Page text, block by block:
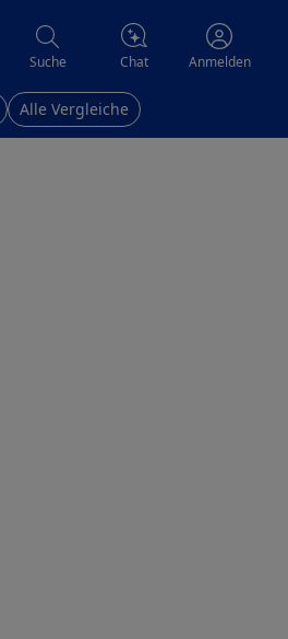
Suche Chat Anmelden
Alle Vergleiche